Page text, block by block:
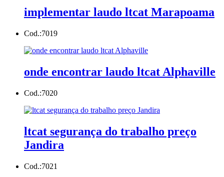
implementar laudo ltcat Marapoama
Cod.:7019
onde encontrar laudo ltcat Alphaville
Cod.:7020
ltcat segurança do trabalho preço
Jandira
Cod.:7021